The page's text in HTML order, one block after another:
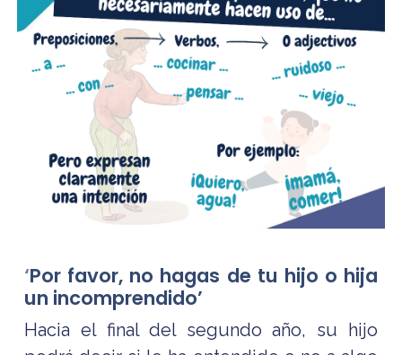
‘Por favor, no hagas de tu hijo o hija
un incomprendido’
Hacia el final del segundo año, su hijo